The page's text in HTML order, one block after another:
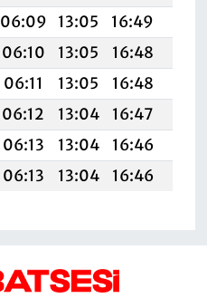
06:09 13:05 16:49
06:10 13:05 16:48
06:11 13:05 16:48
06:12 13:04 16:47
06:13 13:04 16:46
06:13 13:04 16:46